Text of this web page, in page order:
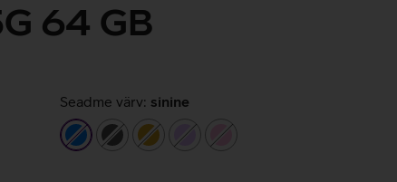
64 GB
Seadme värv: sinine
sininetumehallkuldnehelelillaheleroosa